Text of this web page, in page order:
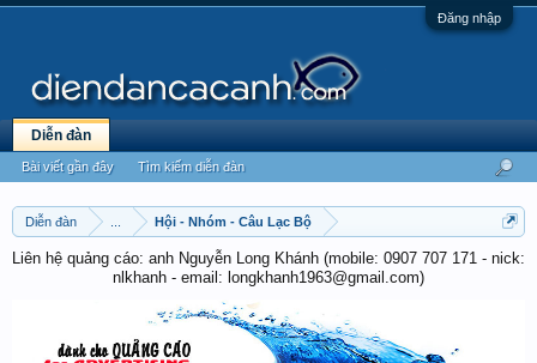
Đăng nhập
Diễn đàn Hội - Nhóm - Câu Lạc Bộ
Liên hệ quảng cáo: anh Nguyễn Long Khánh (mobile: 0907 707 171 - nick:
nlkhanh - email: longkhanh1963@gmail.com)
Diễn đàn
Bài viết gần đây Tìm kiếm diễn đàn